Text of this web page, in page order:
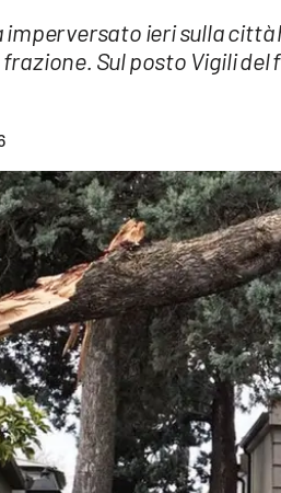
imperversato ieri sulla
Sul posto Vigili del